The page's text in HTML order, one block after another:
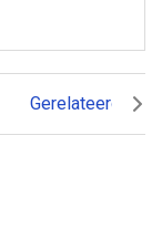
Gerelateerde